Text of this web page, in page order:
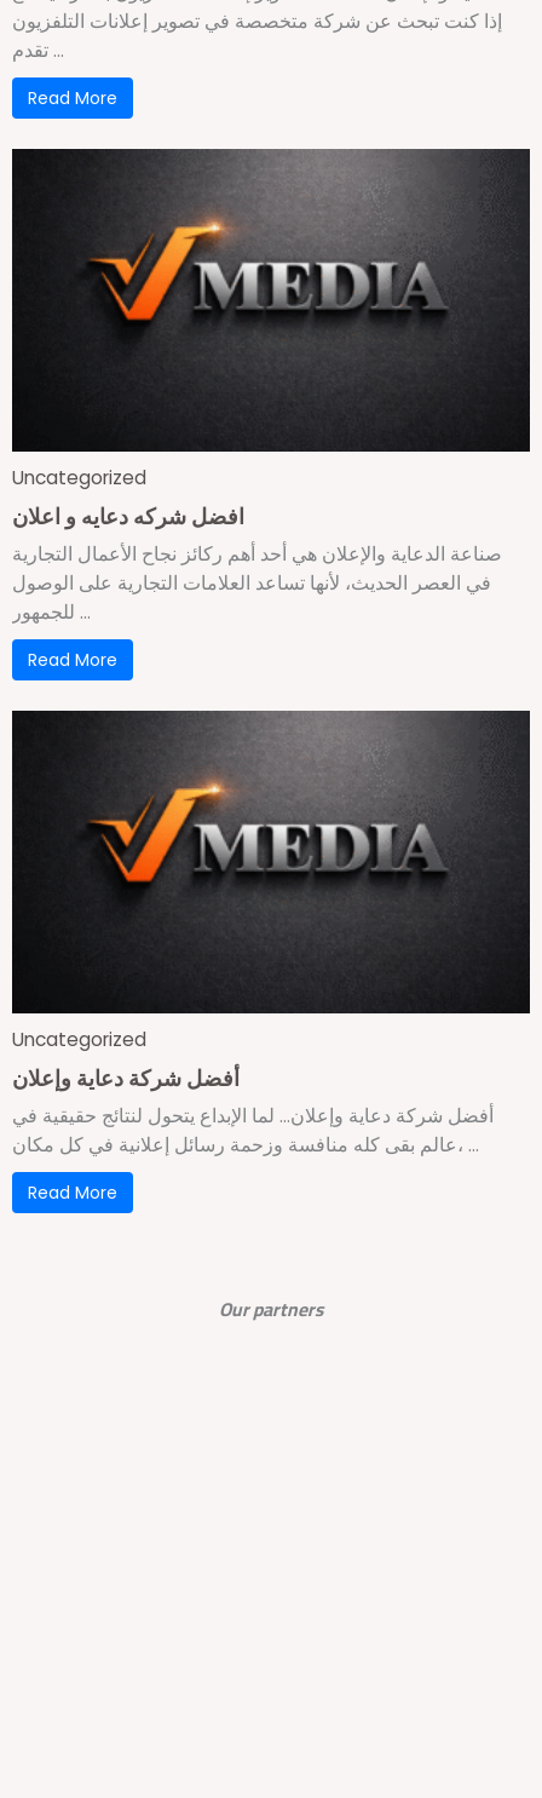
إذا كنت تبحث عن شركة متخصصة في تصوير إعلانات التلفزيون
تقدم ...
Read More
Uncategorized
افضل شركه دعايه و اعلان
صناعة الدعاية والإعلان هي أحد أهم ركائز نجاح الأعمال التجارية
في العصر الحديث، لأنها تساعد العلامات التجارية على الوصول
للجمهور ...
Read More
Uncategorized
أفضل شركة دعاية وإعلان
أفضل شركة دعاية وإعلان… لما الإبداع يتحول لنتائج حقيقية في
عالم بقى كله منافسة وزحمة رسائل إعلانية في كل مكان، ...
Read More
Our partners